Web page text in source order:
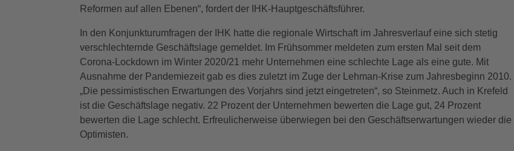
Reformen auf allen Ebenen“, fordert der IHK-Hauptgeschäftsführer.
In den Konjunkturumfragen der IHK hatte die regionale Wirtschaft im Jahresverlauf eine sich stetig
verschlechternde Geschäftslage gemeldet. Im Frühsommer meldeten zum ersten Mal seit dem
Corona-Lockdown im Winter 2020/21 mehr Unternehmen eine schlechte Lage als eine gute. Mit
Ausnahme der Pandemiezeit gab es dies zuletzt im Zuge der Lehman-Krise zum Jahresbeginn 2010.
„Die pessimistischen Erwartungen des Vorjahrs sind jetzt eingetreten“, so Steinmetz. Auch in Krefeld
ist die Geschäftslage negativ. 22 Prozent der Unternehmen bewerten die Lage gut, 24 Prozent
bewerten die Lage schlecht. Erfreulicherweise überwiegen bei den Geschäftserwartungen wieder die
Optimisten.